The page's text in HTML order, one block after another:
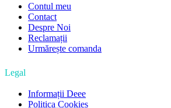
Contul meu
Contact
Despre Noi
Reclamații
Urmărește comanda
Legal
Informații Deee
Politica Cookies